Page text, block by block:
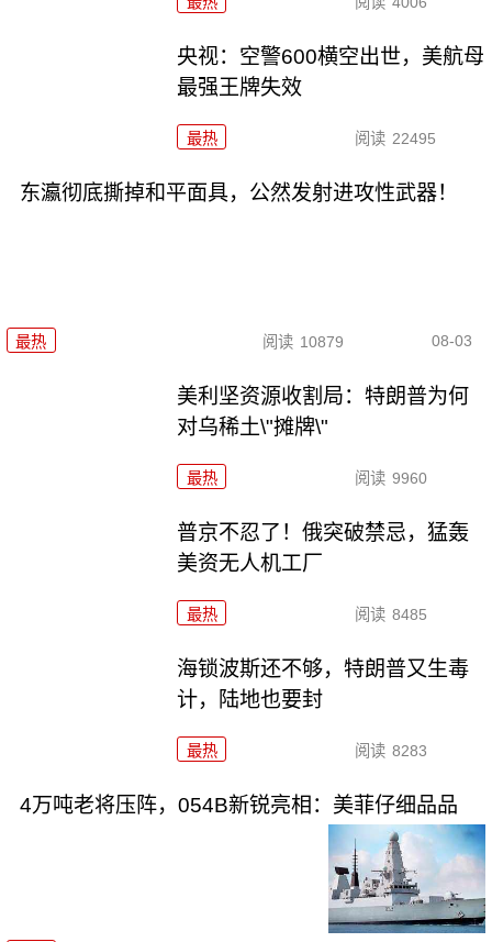
央视：空警600横空出世，美航母
最强王牌失效
最热 阅读 22495
东瀛彻底撕掉和平面具，公然发射进攻性武器！
最热 阅读 10879 08-03
美利坚资源收割局：特朗普为何
对乌稀土\"摊牌\"
最热 阅读 9960
普京不忍了！俄突破禁忌，猛轰
美资无人机工厂
最热 阅读 8485
海锁波斯还不够，特朗普又生毒
计，陆地也要封
最热 阅读 8283
4万吨老将压阵，054B新锐亮相：美菲仔细品品